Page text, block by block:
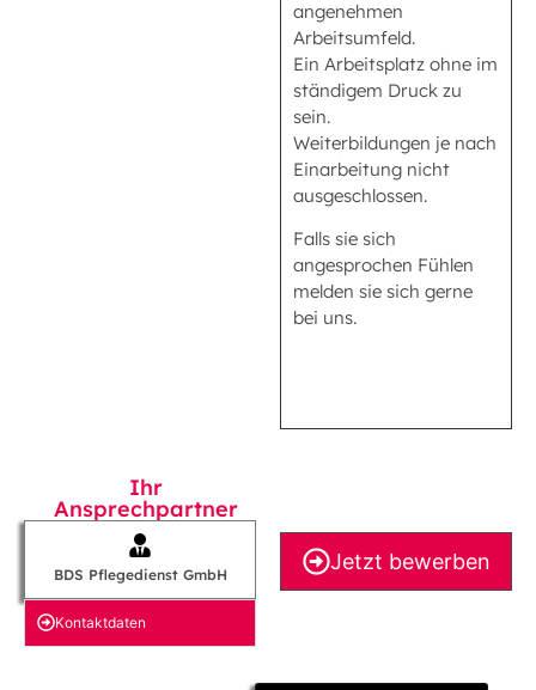
angenehmen
Arbeitsumfeld.
Ein Arbeitsplatz ohne im
ständigem Druck zu
sein.
Weiterbildungen je nach
Einarbeitung nicht
ausgeschlossen.
Falls sie sich
angesprochen Fühlen
melden sie sich gerne
bei uns.
Ihr
Ansprechpartner
BDS Pflegedienst GmbH
Kontakt­daten
Jetzt bewerben